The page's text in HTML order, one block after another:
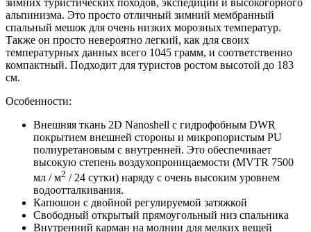
альпинизма. Это просто отличный зимний мембранный
спальный мешок для очень низких морозных температур.
Также он просто невероятно легкий, как для своих
температурных данных всего 1045 грамм, и соответственно
компактный. Подходит для туристов ростом высотой до 183
см.
Особенности:
Внешняя ткань 2D Nanoshell с гидрофобным DWR
покрытием внешней стороны и микропористым PU
полиуретановым с внутренней. Это обеспечивает
высокую степень воздухопроницаемости (MVTR 7500
мл / м2 / 24 сутки) наряду с очень высоким уровнем
водоотталкивания.
Капюшон с двойной регулируемой затяжкой
Свободный открытый прямоугольный низ спальника
Внутренний карман на молнии для мелких вещей